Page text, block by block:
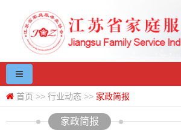
首页 >> 行业动态 >> 家政简报
家政简报